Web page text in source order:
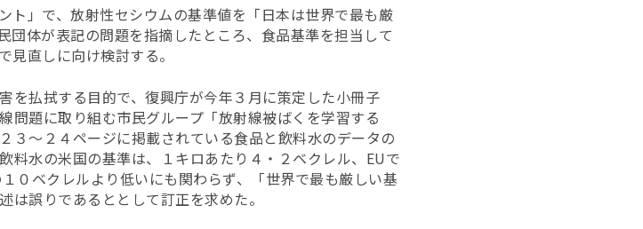
ト」で、放射性セシウムの基準値を「日本は世界で最も厳
団体が表記の問題を指摘したところ、食品基準を担当して
直しに向け検討する。
を払拭する目的で、復興庁が今年３月に策定した小冊子
問題に取り組む市民グループ「放射線被ばくを学習する
３〜２４ページに掲載されている食品と飲料水のデータの
料水の米国の基準は、１キロあたり４・２ベクレル、EUで
０ベクレルより低いにも関わらず、「世界で最も厳しい基
は誤りであるととして訂正を求めた。